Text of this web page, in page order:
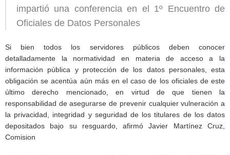
impartió una conferencia en el 1º Encuentro de
Oficiales de Datos Personales
Si bien todos los servidores públicos deben conocer
detalladamente la normatividad en materia de acceso a la
información pública y protección de los datos personales, esta
obligación se acentúa aún más en el caso de los oficiales de este
último derecho mencionado, en virtud de que tienen la
responsabilidad de asegurarse de prevenir cualquier vulneración a
la privacidad, integridad y seguridad de los titulares de los datos
depositados bajo su resguardo, afirmó Javier Martínez Cruz,
Comision